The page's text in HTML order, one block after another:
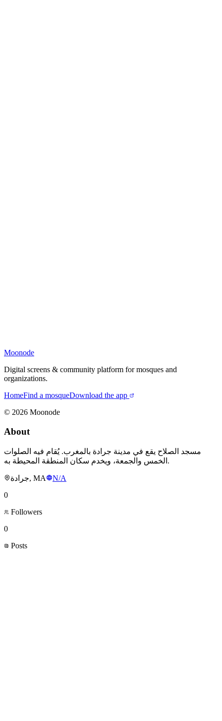
Moonode
Digital screens & community platform for mosques and
organizations.
HomeFind a mosqueDownload the app
© 2026 Moonode
About
مسجد الصلاح يقع في مدينة جرادة بالمغرب. يُقام فيه الصلوات
الخمس والجمعة، ويخدم سكان المنطقة المحيطة به.
جرادة, MA
N/A
0
Followers
0
Posts